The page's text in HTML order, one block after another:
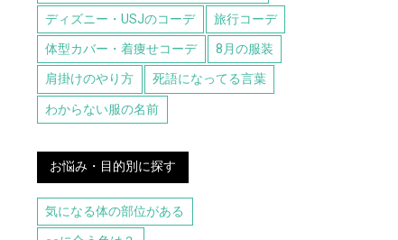
ディズニー・USJのコーデ 旅行コーデ
体型カバー・着痩せコーデ 8月の服装
肩掛けのやり方 死語になってる言葉
わからない服の名前
お悩み・目的別に探す
気になる体の部位がある